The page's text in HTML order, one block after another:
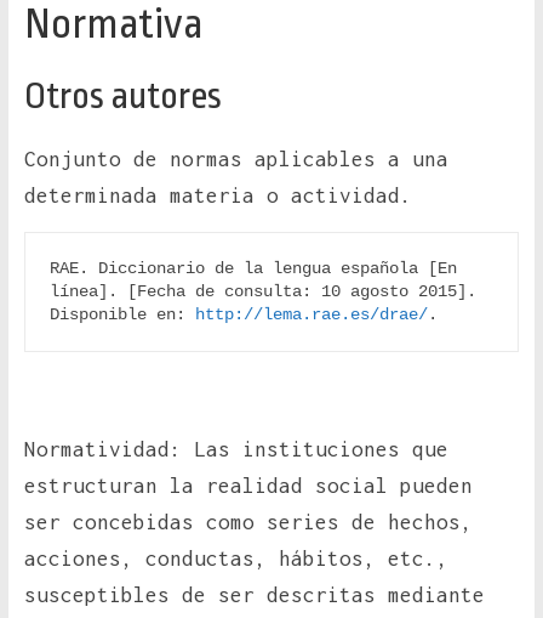
Normativa
Otros autores
Conjunto de normas aplicables a una
determinada materia o actividad.
RAE. Diccionario de la lengua española [En
línea]. [Fecha de consulta: 10 agosto 2015].
Disponible en:
http://lema.rae.es/drae/.
Normatividad: Las instituciones que
estructuran la realidad social pueden
ser concebidas como series de hechos,
acciones, conductas, hábitos, etc.,
susceptibles de ser descritas mediante